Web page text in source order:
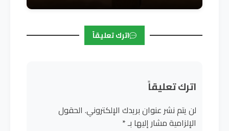
اترك تعليقاً
اترك تعليقاً
لن يتم نشر عنوان بريدك الإلكتروني. الحقول
الإلزامية مشار إليها بـ*